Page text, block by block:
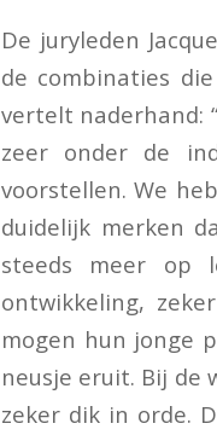
De juryleden
de combinaties
vertelt naderhand:
zeer onder de
voorstellen. We
duidelijk merken
steeds meer op
ontwikkeling,
mogen hun jonge
neusje eruit. Bij de
zeker dik in orde.